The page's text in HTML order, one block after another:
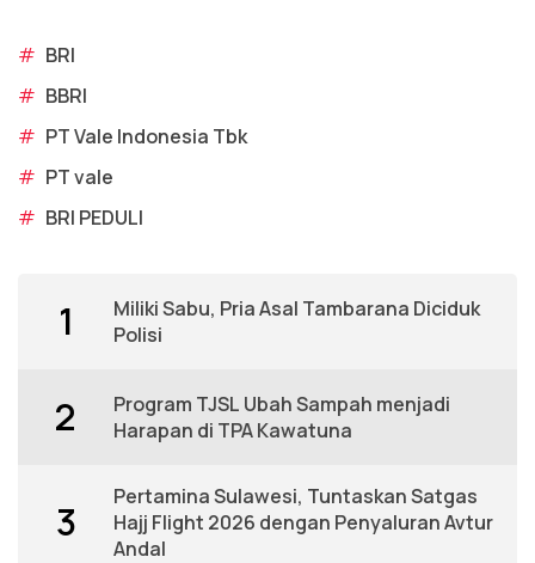
# BRI
# BBRI
# PT Vale Indonesia Tbk
# PT vale
# BRI PEDULI
1
Miliki Sabu, Pria Asal Tambarana Diciduk
Polisi
2
Program TJSL Ubah Sampah menjadi
Harapan di TPA Kawatuna
3
Pertamina Sulawesi, Tuntaskan Satgas
Hajj Flight 2026 dengan Penyaluran Avtur
Andal